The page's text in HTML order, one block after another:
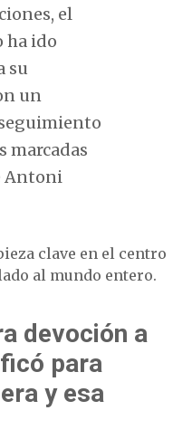
el
ha ido
su
un
marcadas
Antoni
clave en el centro
al mundo entero.
devoción a
para
y esa